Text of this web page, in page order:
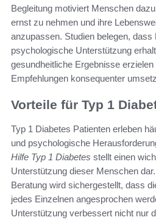
Begleitung motiviert Menschen
ernst zu nehmen und ihre
anzupassen. Studien belegen, dass
psychologische Unterstützung
gesundheitliche Ergebnisse
Empfehlungen konsequenter
Vorteile für Typ 1
Typ 1 Diabetes Patienten erleben
und psychologische
Hilfe Typ 1 Diabetes stellt einen
Unterstützung dieser Menschen
Beratung wird sichergestellt, dass
jedes Einzelnen angesprochen
Unterstützung verbessert nicht nur